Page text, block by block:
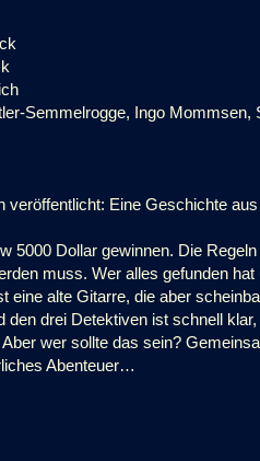
Semmelrogge, Ingo
veröffentlicht: Eine Geschichte
5000 Dollar gewinnen. Die
muss. Wer alles gefunden
eine alte Gitarre, die aber
den drei Detektiven ist schnell
wer sollte das sein?
Abenteuer…